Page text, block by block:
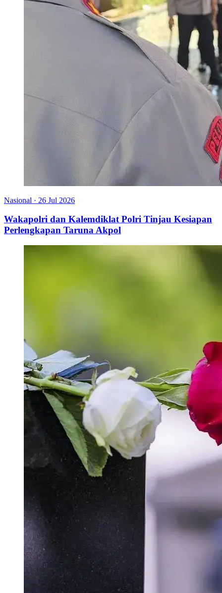
Nasional · 26 Jul 2026
Wakapolri dan Kalemdiklat Polri Tinjau Kesiapan
Perlengkapan Taruna Akpol